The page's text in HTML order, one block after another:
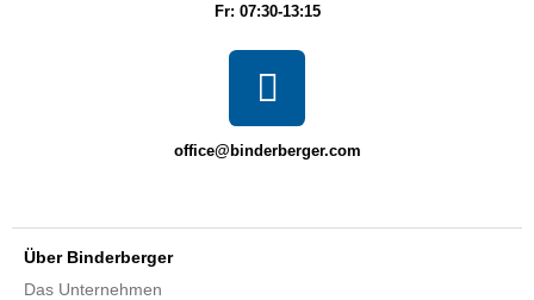
Fr: 07:30-13:15
office@binderberger.com
Über Binderberger
Das Unternehmen